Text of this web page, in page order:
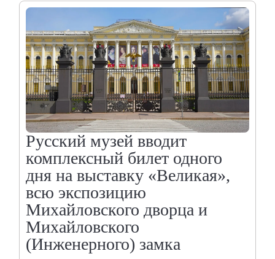
Коллекции
Древнерусское искусство
Живопись XVIII – первой половины XIX вв.
Живопись второй половины XIX века -
Скульптура XVIII – начала XX вв.
Скульптура XX – XXI вв.
Нумизматика
Гравюра
Рисунок
Декоративно-прикладное искусство
Народное искусство
Искусство новейших течений
Архив изображений
Современная фотография
Русский музей вводит
комплексный билет одного
дня на выставку «Великая»,
всю экспозицию
Михайловского дворца и
Михайловского
(Инженерного) замка